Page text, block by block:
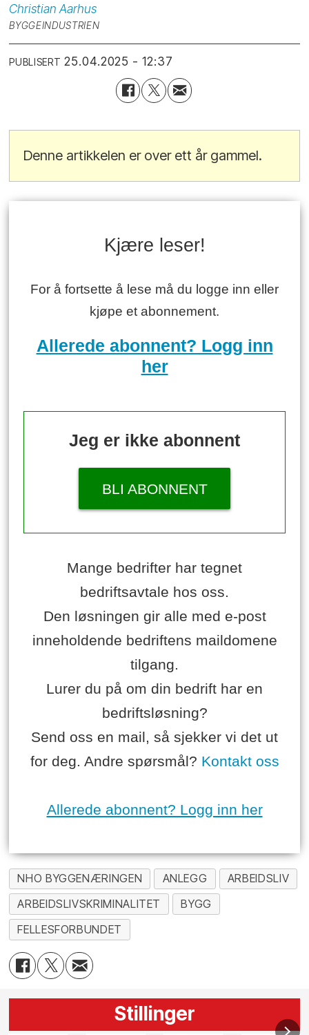
Christian Aarhus
BYGGEINDUSTRIEN
PUBLISERT 25.04.2025 - 12:37
Denne artikkelen er over ett år gammel.
Kjære leser!
For å fortsette å lese må du logge inn eller
kjøpe et abonnement.
Allerede abonnent? Logg inn
her
Jeg er ikke abonnent
BLI ABONNENT
Mange bedrifter har tegnet
bedriftsavtale hos oss.
Den løsningen gir alle med e-post
inneholdende bedriftens maildomene
tilgang.
Lurer du på om din bedrift har en
bedriftsløsning?
Send oss en mail, så sjekker vi det ut
for deg. Andre spørsmål? Kontakt oss
Allerede abonnent? Logg inn her
NHO BYGGENÆRINGEN ANLEGG
ARBEIDSLIV
ARBEIDSLIVSKRIMINALITET
BYGG
FELLESFORBUNDET
Stillinger